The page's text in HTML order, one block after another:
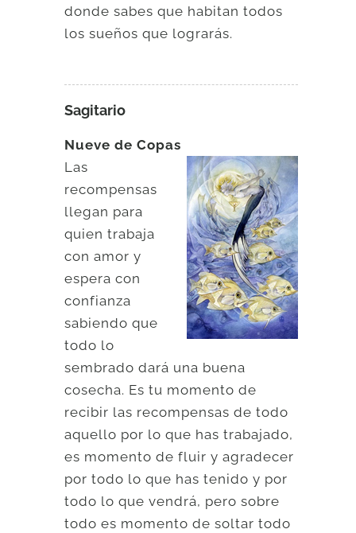
donde sabes que habitan todos
los sueños que lograrás.
Sagitario
Nueve de Copas
Las
recompensas
llegan para
quien trabaja
con amor y
espera con
confianza
sabiendo que
todo lo
sembrado dará una buena
cosecha. Es tu momento de
recibir las recompensas de todo
aquello por lo que has trabajado,
es momento de fluir y agradecer
por todo lo que has tenido y por
todo lo que vendrá, pero sobre
todo es momento de soltar todo